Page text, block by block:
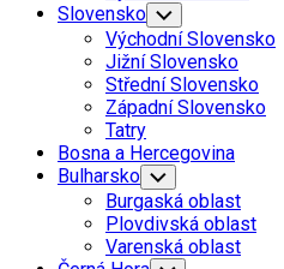
Parent
Page
Parent
Slovensko Toggle
Child
Menu
Východní Slovensko
Jižní Slovensko
Střední Slovensko
Západní Slovensko
Tatry
Bosna a Hercegovina
Bulharsko Toggle
Child
Menu
Burgaská oblast
Plovdivská oblast
Varenská oblast